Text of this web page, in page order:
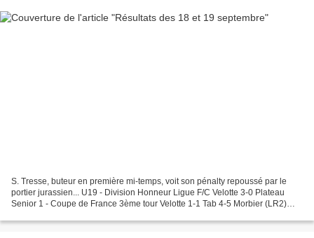
S. Tresse, buteur en première mi-temps, voit son pénalty repoussé par le
portier jurassien... U19 - Division Honneur Ligue F/C Velotte 3-0 Plateau
Senior 1 - Coupe de France 3ème tour Velotte 1-1 Tab 4-5 Morbier (LR2)